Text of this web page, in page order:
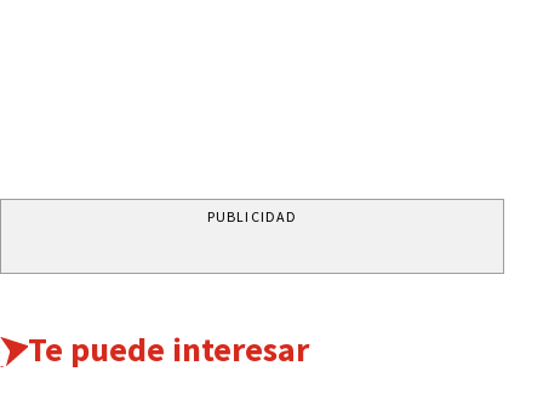
PUBLICIDAD
Te puede interesar